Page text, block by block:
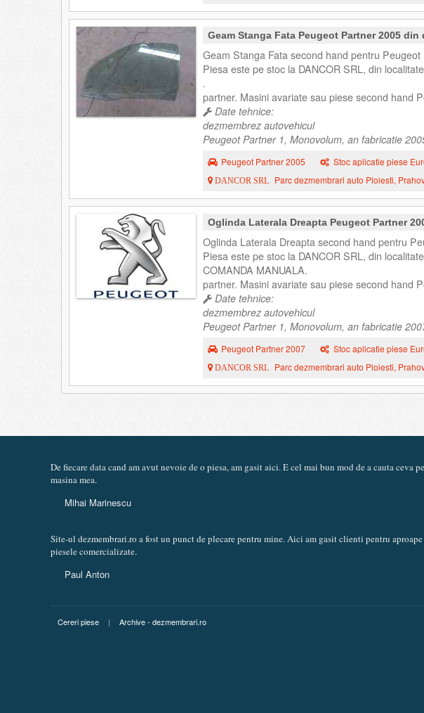
Geam Stanga Fata Peugeot Partner 2005 din
Geam Stanga Fata second hand pentru
Piesa este pe stoc la DANCOR SRL, din
.
partner. Masini avariate sau piese second hand
Date tehnice:
dezmembrez autovehicul
Peugeot Partner 1, Monovolum, an fabricatie
Peugeot Partner 2005 Stoc aplicatie piese
DANCOR SRL Parc dezmembrari auto Ploiesti,
Oglinda Laterala Dreapta Peugeot Partner
Oglinda Laterala Dreapta second hand pentru
Piesa este pe stoc la DANCOR SRL, din
COMANDA MANUALA.
partner. Masini avariate sau piese second hand
Date tehnice:
dezmembrez autovehicul
Peugeot Partner 1, Monovolum, an fabricatie
Peugeot Partner 2007 Stoc aplicatie piese
DANCOR SRL Parc dezmembrari auto Ploiesti,
De fiecare data cand am avut nevoie de o piesa, am gasit aici. E cel mai bun mod de a cauta ceva
masina mea.
Mihai Marinescu
Site-ul dezmembrari.ro a fost un punct de plecare pentru mine. Aici am gasit clienti pentru
piesele comercializate.
Paul Anton
Cereri piese | Archive - dezmembrari.ro